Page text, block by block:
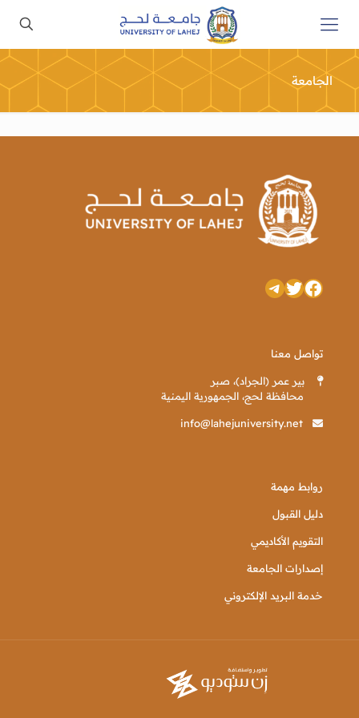
الجامعة
فيسبوك
تويترتيليجرام
تواصل معنا
بير عمر (الجراد)، صبر
محافظة لحج، الجمهورية اليمنية
info@lahejuniversity.net
روابط مهمة
دليل القبول
التقويم الأكاديمي
إصدارات الجامعة
خدمة البريد الإلكتروني